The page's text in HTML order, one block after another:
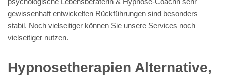
gewissenhaft entwickelten Rückführungen sind besonders
stabil. Noch vielseitiger können Sie unsere Services noch
vielseitiger nutzen.
Hypnosetherapien Alternative,